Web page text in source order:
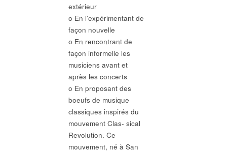
extérieur
o En l’expérimentant de
façon nouvelle
o En rencontrant de
façon informelle les
musiciens avant et
après les concerts
o En proposant des
boeufs de musique
classiques inspirés du
mouvement Clas- sical
Revolution. Ce
mouvement, né à San